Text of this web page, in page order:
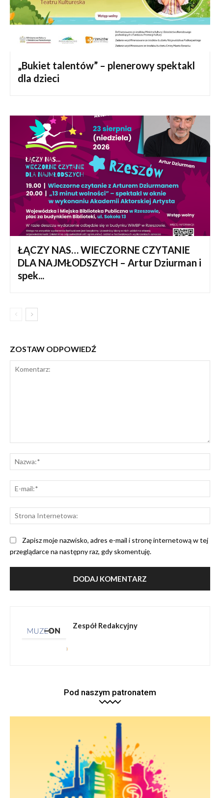
„Bukiet talentów” – plenerowy spektakl
dla dzieci
ŁĄCZY NAS… WIECZORNE CZYTANIE
DLA NAJMŁODSZYCH – Artur Dziurman i
spek...
ZOSTAW ODPOWIEDŹ
Zapisz moje nazwisko, adres e-mail i stronę internetową w tej
przeglądarce na następny raz, gdy skomentuję.
Zespół Redakcyjny
Pod naszym patronatem